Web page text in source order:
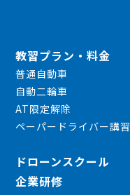
教習プラン・料金
普通自動車
自動二輪車
AT限定解除
ペーパードライバー講習
ドローンスクール
企業研修